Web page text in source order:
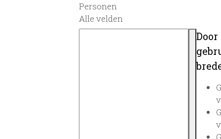
Personen
Alle velden